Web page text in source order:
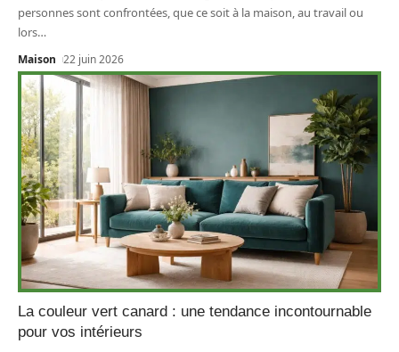
personnes sont confrontées, que ce soit à la maison, au travail ou
lors…
Maison 22 juin 2026
La couleur vert canard : une tendance incontournable
pour vos intérieurs